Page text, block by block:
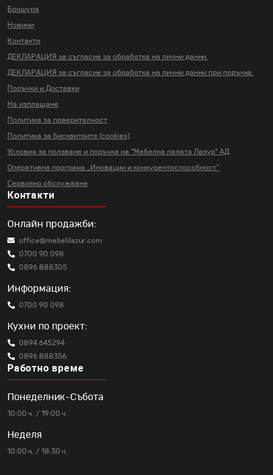
Брошура
Новини
Контакти
ДЕКЛАРАЦИЯ за съгласие за обработка на лични данни.
ДЕКЛАРАЦИЯ за съгласие за обработка на лични данни при поръчка.
Поръчки и Доставки
На изплащане
Политика за поверителност
Политика за бисквитките (cookies)
Условия за ползване и поръчка на "Мебелна палата Лазур" АД
Оперативна програма „Иновации и конкурентоспособност“
Сервизно обслужване
Контакти
Онлайн продажби:
office@mebelilazur.com
0700 90 098
0896 888305
Информация:
0700 90 098
Кухни по проект:
0894 645294
0896 888356
Работно време
Понеделник-Събота
10:00 ч. / 19:00 ч.
Неделя
10:00 ч. / 18:30 ч.